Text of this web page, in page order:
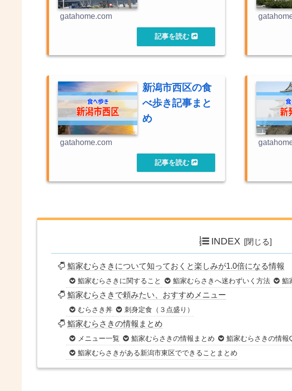
gatahome.com
新潟市西区の食
べ歩き記事まと
め
gatahome.com
INDEX
鮨家むらさきについて知っておくと楽しみが1.0倍になる情報
鮨家むらさきに関すること 鮨家むらさきへ迷わずいく方法 鮨
鮨家むらさきで頼みたい、おすすめメニュー
むらさき丼 刺身定食（３点盛り）
鮨家むらさきの情報まとめ
メニュー一覧 鮨家むらさきの情報まとめ
鮨家むらさきの情報
鮨家むらさきがある新潟市東区でできることまとめ